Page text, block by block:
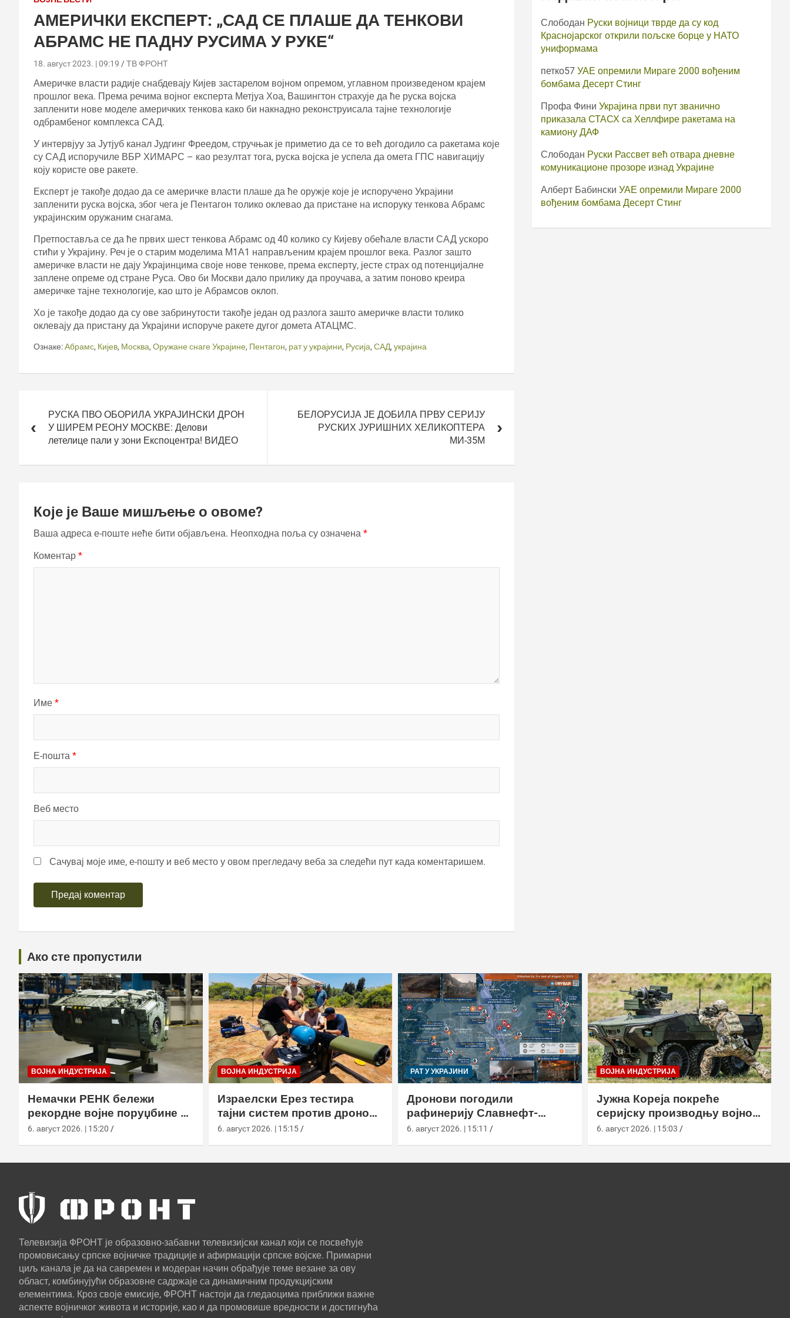
АМЕРИЧКИ ЕКСПЕРТ: „САД СЕ ПЛАШЕ ДА ТЕНКОВИ
АБРАМС НЕ ПАДНУ РУСИМА У РУКЕ“
18. август 2023. | 09:19 ТВ ФРОНТ
Америчке власти радије снабдевају Кијев застарелом војном опремом, углавном произведеном крајем
прошлог века. Према речима војног експерта Метјуа Хоа, Вашингтон страхује да ће руска војска
запленити нове моделе америчких тенкова како би накнадно реконструисала тајне технологије
одбрамбеног комплекса САД.
У интервјуу за Јутјуб канал Јудгинг Фреедом, стручњак је приметио да се то већ догодило са ракетама које
су САД испоручиле ВБР ХИМАРС – као резултат тога, руска војска је успела да омета ГПС навигацију
коју користе ове ракете.
Експерт је такође додао да се америчке власти плаше да ће оружје које је испоручено Украјини
запленити руска војска, због чега је Пентагон толико оклевао да пристане на испоруку тенкова Абрамс
украјинским оружаним снагама.
Претпоставља се да ће првих шест тенкова Абрамс од 40 колико су Кијеву обећале власти САД ускоро
стићи у Украјину. Реч је о старим моделима М1А1 направљеним крајем прошлог века. Разлог зашто
америчке власти не дају Украјинцима своје нове тенкове, према експерту, јесте страх од потенцијалне
заплене опреме од стране Руса. Ово би Москви дало прилику да проучава, а затим поново креира
америчке тајне технологије, као што је Абрамсов оклоп.
Хо је такође додао да су ове забринутости такође један од разлога зашто америчке власти толико
оклевају да пристану да Украјини испоруче ракете дугог домета АТАЦМС.
Ознаке:Абрамс, Кијев, Москва, Оружане снаге Украјине, Пентагон, рат у украјини, Русија, САД, украјина
чланкаРУСКА ПВО ОБОРИЛА УКРАЈИНСКИ ДРОН
У ШИРЕМ РЕОНУ МОСКВЕ: Делови
летелице пали у зони Експоцентра! ВИДЕО
БЕЛОРУСИЈА ЈЕ ДОБИЛА ПРВУ СЕРИЈУ
РУСКИХ ЈУРИШНИХ ХЕЛИКОПТЕРА
МИ-35М
Које је Ваше мишљење о овоме?
Ваша адреса е-поште неће бити објављена. Неопходна поља су означена *
Коментар *
Име *
Е-пошта *
Веб место
Сачувај моје име, е-пошту и веб место у овом прегледачу веба за следећи пут када коментаришем.
Слободан Руски војници тврде да су код
Краснојарског открили пољске борце у НАТО
униформама
петко57 УАЕ опремили Мираге 2000 вођеним
бомбама Десерт Стинг
Профа Фини Украјина први пут званично
приказала СТАСХ са Хеллфире ракетама на
камиону ДАФ
Слободан Руски Рассвет већ отвара дневне
комуникационе прозоре изнад Украјине
Алберт Бабински УАЕ опремили Мираге 2000
вођеним бомбама Десерт Стинг
Ако сте пропустили
ВОЈНА ИНДУСТРИЈА
Немачки РЕНК бележи
рекордне војне поруџбине у
2026. години
6. август 2026. | 15:20
ВОЈНА ИНДУСТРИЈА
Израелски Ерез тестира
тајни систем против дронова
са капсулом и лансером
6. август 2026. | 15:15
РАТ У УКРАЈИНИ
Дронови погодили
рафинерију Славнефт-
ЈАНОС у Јарослављу
6. август 2026. | 15:11
ВОЈНА ИНДУСТРИЈА
Јужна Кореја покреће
серијску производњу војног
робота Арион-СМЕТ
6. август 2026. | 15:03
Телевизија ФРОНТ је образовно-забавни телевизијски канал који се посвећује
промовисању српске војничке традиције и афирмацији српске војске. Примарни
циљ канала је да на савремен и модеран начин обрађује теме везане за ову
област, комбинујући образовне садржаје са динамичним продукцијским
елементима. Кроз своје емисије, ФРОНТ настоји да гледаоцима приближи важне
аспекте војничког живота и историје, као и да промовише вредности и достигнућа